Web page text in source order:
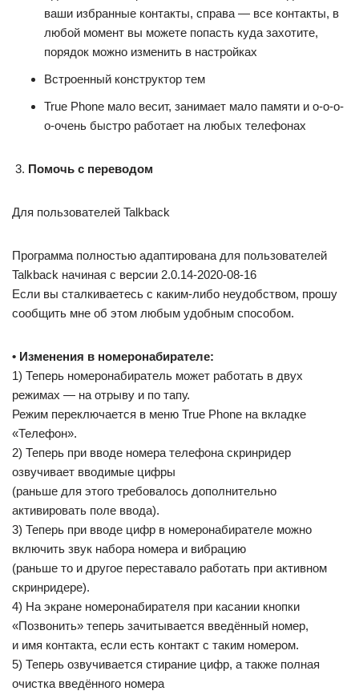
ваши избранные контакты, справа — все контакты, в
любой момент вы можете попасть куда захотите,
порядок можно изменить в настройках
Встроенный конструктор тем
True Phone мало весит, занимает мало памяти и о-о-о-
о-очень быстро работает на любых телефонах
Помочь с переводом
Для пользователей Talkback
Программа полностью адаптирована для пользователей
Talkback начиная с версии 2.0.14-2020-08-16
Если вы сталкиваетесь с каким-либо неудобством, прошу
сообщить мне об этом любым удобным способом.
• Изменения в номеронабирателе:
1) Теперь номеронабиратель может работать в двух
режимах — на отрыву и по тапу.
Режим переключается в меню True Phone на вкладке
«Телефон».
2) Теперь при вводе номера телефона скринридер
озвучивает вводимые цифры
(раньше для этого требовалось дополнительно
активировать поле ввода).
3) Теперь при вводе цифр в номеронабирателе можно
включить звук набора номера и вибрацию
(раньше то и другое переставало работать при активном
скринридере).
4) На экране номеронабирателя при касании кнопки
«Позвонить» теперь зачитывается введённый номер,
и имя контакта, если есть контакт с таким номером.
5) Теперь озвучивается стирание цифр, а также полная
очистка введённого номера